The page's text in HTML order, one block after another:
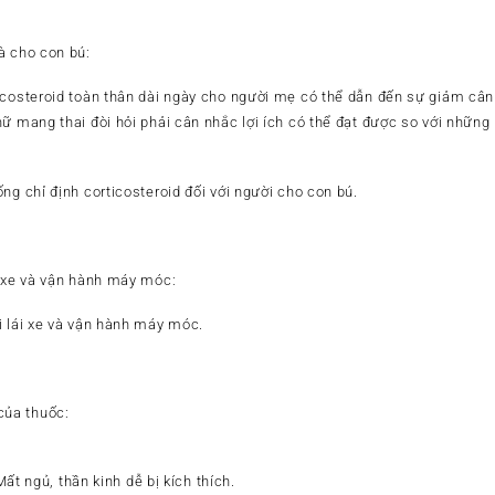
cho con bú:
toàn thân dài ngày cho người mẹ có thể dẫn đến sự giảm
mang thai đòi hỏi phải cân nhắc lợi ích có thể đạt được so với những
chỉ định corticosteroid đối với người cho con bú.
và vận hành máy móc:
xe và vận hành máy móc.
thuốc:
ngủ, thần kinh dễ bị kích thích.